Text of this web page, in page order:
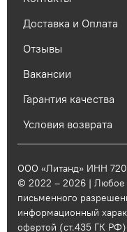
Доставка и Оплата
Отзывы
Вакансии
Гарантия качества
Условия возврата
ООО «Литанд» ИНН
© 2022 – 2026 | Любое
письменного
информационный
офертой (ст.435 ГК